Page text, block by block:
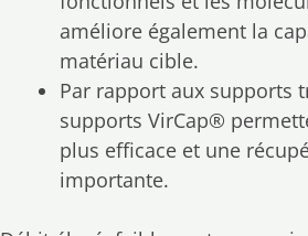
améliore également la
matériau cible.
Par rapport aux supports
supports VirCap®
plus efficace et une
importante.